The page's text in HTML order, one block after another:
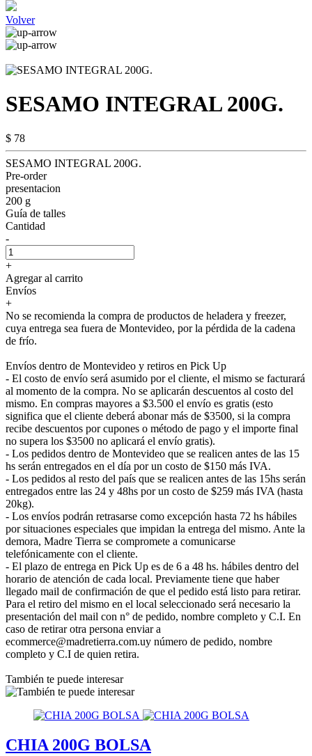
Volver
SESAMO INTEGRAL 200G.
$ 78
SESAMO INTEGRAL 200G.
Pre-order
presentacion
200 g
Guía de talles
Cantidad
-
+
Agregar al carrito
Envíos
+
No se recomienda la compra de productos de heladera y freezer,
cuya entrega sea fuera de Montevideo, por la pérdida de la cadena
de frío.
Envíos dentro de Montevideo y retiros en Pick Up
- El costo de envío será asumido por el cliente, el mismo se facturará
al momento de la compra. No se aplicarán descuentos al costo del
mismo. En compras mayores a $3.500 el envío es gratis (esto
significa que el cliente deberá abonar más de $3500, si la compra
recibe descuentos por cupones o método de pago y el importe final
no supera los $3500 no aplicará el envío gratis).
- Los pedidos dentro de Montevideo que se realicen antes de las 15
hs serán entregados en el día por un costo de $150 más IVA.
- Los pedidos al resto del país que se realicen antes de las 15hs serán
entregados entre las 24 y 48hs por un costo de $259 más IVA (hasta
20kg).
- Los envíos podrán retrasarse como excepción hasta 72 hs hábiles
por situaciones especiales que impidan la entrega del mismo. Ante la
demora, Madre Tierra se compromete a comunicarse
telefónicamente con el cliente.
- El plazo de entrega en Pick Up es de 6 a 48 hs. hábiles dentro del
horario de atención de cada local. Previamente tiene que haber
llegado mail de confirmación de que el pedido está listo para retirar.
Para el retiro del mismo en el local seleccionado será necesario la
presentación del mail con n° de pedido, nombre completo y C.I. En
caso de retirar otra persona enviar a
ecommerce@madretierra.com.uy número de pedido, nombre
completo y C.I de quien retira.
También te puede interesar
CHIA 200G BOLSA